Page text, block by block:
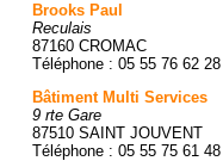
Brooks Paul
Reculais
87160 CROMAC
Téléphone : 05 55 76 62 28
Bâtiment Multi Services
9 rte Gare
87510 SAINT JOUVENT
Téléphone : 05 55 75 61 48